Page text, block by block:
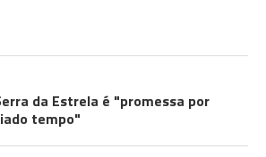
da Estrela é "promessa por
tempo"